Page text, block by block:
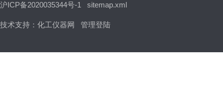
沪ICP备2020035344号-1 sitemap.xml
技术支持： 化工仪器网 管理登陆